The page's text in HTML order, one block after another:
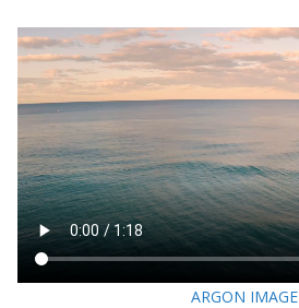
ARGON IMAGE